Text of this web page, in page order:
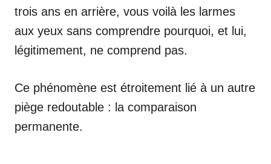
trois ans en arrière, vous voilà les larmes
aux yeux sans comprendre pourquoi, et lui,
légitimement, ne comprend pas.
Ce phénomène est étroitement lié à un autre
piège redoutable : la comparaison
permanente.